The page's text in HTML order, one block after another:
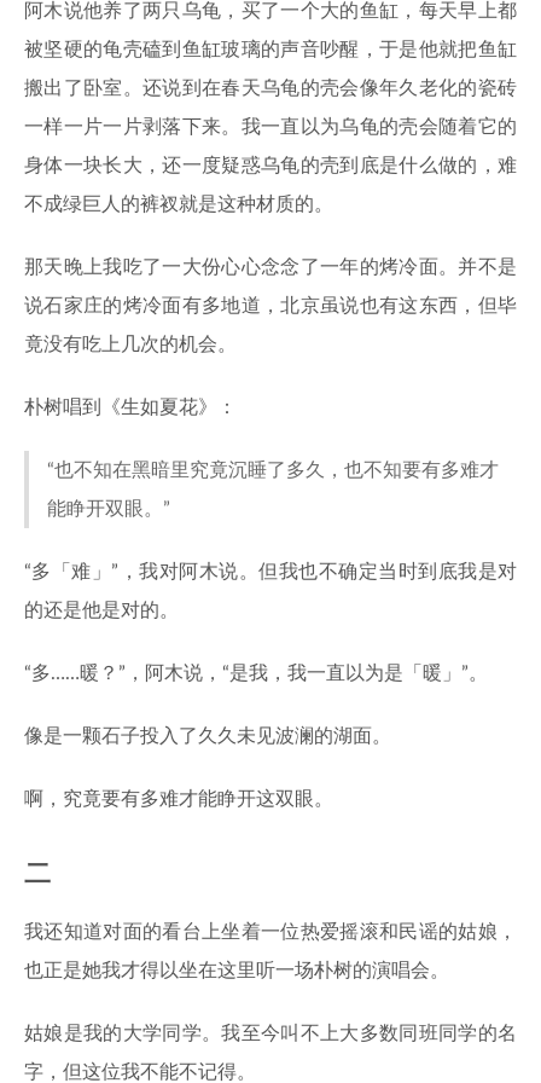
阿木说他养了两只乌龟，买了一个大的鱼缸，每天早上都
被坚硬的龟壳磕到鱼缸玻璃的声音吵醒，于是他就把鱼缸
搬出了卧室。还说到在春天乌龟的壳会像年久老化的瓷砖
一样一片一片剥落下来。我一直以为乌龟的壳会随着它的
身体一块长大，还一度疑惑乌龟的壳到底是什么做的，难
不成绿巨人的裤衩就是这种材质的。
那天晚上我吃了一大份心心念念了一年的烤冷面。并不是
说石家庄的烤冷面有多地道，北京虽说也有这东西，但毕
竟没有吃上几次的机会。
朴树唱到《生如夏花》：
“也不知在黑暗里究竟沉睡了多久，也不知要有多难才
能睁开双眼。”
“多「难」”，我对阿木说。但我也不确定当时到底我是对
的还是他是对的。
“多……暖？”，阿木说，“是我，我一直以为是「暖」”。
像是一颗石子投入了久久未见波澜的湖面。
啊，究竟要有多难才能睁开这双眼。
二
我还知道对面的看台上坐着一位热爱摇滚和民谣的姑娘，
也正是她我才得以坐在这里听一场朴树的演唱会。
姑娘是我的大学同学。我至今叫不上大多数同班同学的名
字，但这位我不能不记得。